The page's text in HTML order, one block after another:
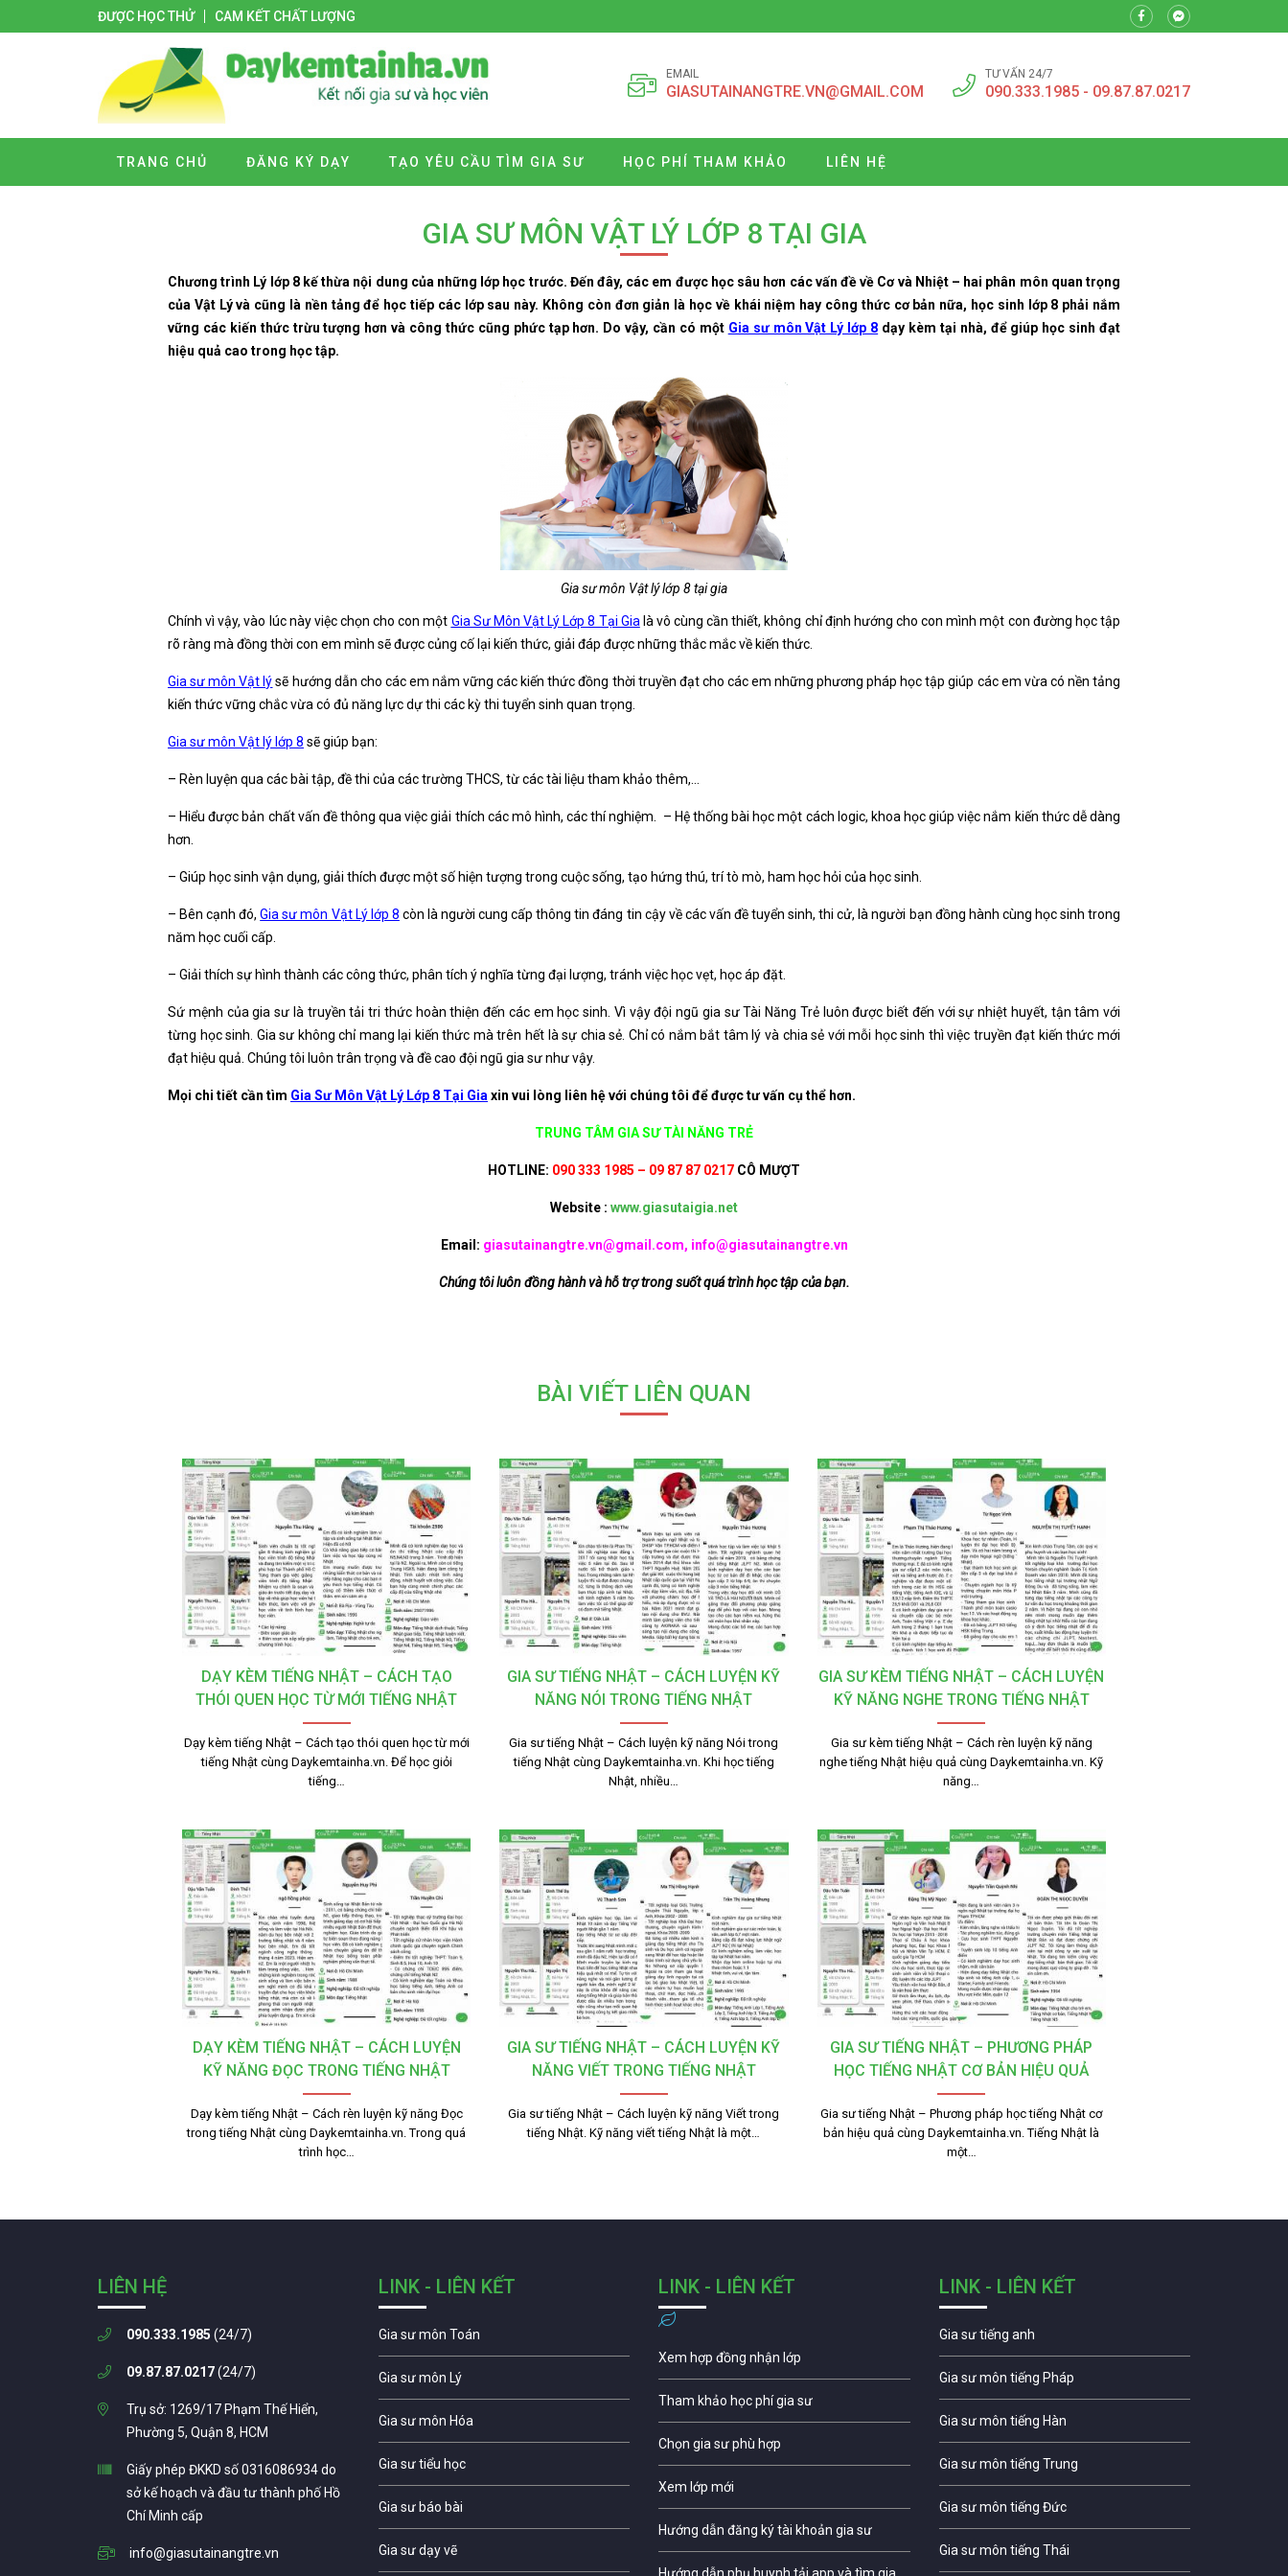
ĐƯỢC HỌC THỬ CAM KẾT CHẤT LƯỢNG
EMAIL
GIASUTAINANGTRE.VN@GMAIL.COM
TƯ VẤN 24/7
090.333.1985 - 09.87.87.0217
TRANG CHỦ ĐĂNG KÝ DẠY TẠO YÊU CẦU TÌM GIA SƯ HỌC PHÍ THAM KHẢO LIÊN HỆ
GIA SƯ MÔN VẬT LÝ LỚP 8 TẠI GIA
Chương trình Lý lớp 8 kế thừa nội dung của những lớp học trước. Đến đây, các em được học sâu hơn các vấn đề về Cơ và Nhiệt – hai phân môn quan trọng
của Vật Lý và cũng là nền tảng để học tiếp các lớp sau này. Không còn đơn giản là học về khái niệm hay công thức cơ bản nữa, học sinh lớp 8 phải nắm
vững các kiến thức trừu tượng hơn và công thức cũng phức tạp hơn. Do vậy, cần có một Gia sư môn Vật Lý lớp 8 dạy kèm tại nhà, để giúp học sinh đạt
hiệu quả cao trong học tập.
Gia sư môn Vật lý lớp 8 tại gia
Chính vì vậy, vào lúc này việc chọn cho con một Gia Sư Môn Vật Lý Lớp 8 Tại Gia là vô cùng cần thiết, không chỉ định hướng cho con mình một con đường học tập
rõ ràng mà đồng thời con em mình sẽ được củng cố lại kiến thức, giải đáp được những thắc mắc về kiến thức.
Gia sư môn Vật lýsẽ hướng dẫn cho các em nắm vững các kiến thức đồng thời truyền đạt cho các em những phương pháp học tập giúp các em vừa có nền tảng
kiến thức vững chắc vừa có đủ năng lực dự thi các kỳ thi tuyển sinh quan trọng.
Gia sư môn Vật lý lớp 8 sẽ giúp bạn:
– Rèn luyện qua các bài tập, đề thi của các trường THCS, từ các tài liệu tham khảo thêm,…
– Hiểu được bản chất vấn đề thông qua việc giải thích các mô hình, các thí nghiệm. – Hệ thống bài học một cách logic, khoa học giúp việc nắm kiến thức dễ dàng
hơn.
– Giúp học sinh vận dụng, giải thích được một số hiện tượng trong cuộc sống, tạo hứng thú, trí tò mò, ham học hỏi của học sinh.
– Bên cạnh đó,Gia sư môn Vật Lý lớp 8 còn là người cung cấp thông tin đáng tin cậy về các vấn đề tuyển sinh, thi cử, là người bạn đồng hành cùng học sinh trong
năm học cuối cấp.
– Giải thích sự hình thành các công thức, phân tích ý nghĩa từng đại lượng, tránh việc học vẹt, học áp đặt.
Sứ mệnh của gia sư là truyền tải tri thức hoàn thiện đến các em học sinh. Vì vậy đội ngũ gia sư Tài Năng Trẻ luôn được biết đến với sự nhiệt huyết, tận tâm với
từng học sinh. Gia sư không chỉ mang lại kiến thức mà trên hết là sự chia sẻ. Chỉ có nắm bắt tâm lý và chia sẻ với mỗi học sinh thì việc truyền đạt kiến thức mới
đạt hiệu quả. Chúng tôi luôn trân trọng và đề cao đội ngũ gia sư như vậy.
Mọi chi tiết cần tìm Gia Sư Môn Vật Lý Lớp 8 Tại Gia xin vui lòng liên hệ với chúng tôi để được tư vấn cụ thể hơn.
TRUNG TÂM GIA SƯ TÀI NĂNG TRẺ
HOTLINE: 090 333 1985 – 09 87 87 0217 CÔ MƯỢT
Website : www.giasutaigia.net
Email: giasutainangtre.vn@gmail.com, info@giasutainangtre.vn
Chúng tôi luôn đồng hành và hỗ trợ trong suốt quá trình học tập của bạn.
BÀI VIẾT LIÊN QUAN
DẠY KÈM TIẾNG NHẬT – CÁCH TẠO
THÓI QUEN HỌC TỪ MỚI TIẾNG NHẬT
Dạy kèm tiếng Nhật – Cách tạo thói quen học từ mới
tiếng Nhật cùng Daykemtainha.vn. Để học giỏi
tiếng…
GIA SƯ TIẾNG NHẬT – CÁCH LUYỆN KỸ
NĂNG NÓI TRONG TIẾNG NHẬT
Gia sư tiếng Nhật – Cách luyện kỹ năng Nói trong
tiếng Nhật cùng Daykemtainha.vn. Khi học tiếng
Nhật, nhiều…
GIA SƯ KÈM TIẾNG NHẬT – CÁCH LUYỆN
KỸ NĂNG NGHE TRONG TIẾNG NHẬT
Gia sư kèm tiếng Nhật – Cách rèn luyện kỹ năng
nghe tiếng Nhật hiệu quả cùng Daykemtainha.vn. Kỹ
năng…
DẠY KÈM TIẾNG NHẬT – CÁCH LUYỆN
KỸ NĂNG ĐỌC TRONG TIẾNG NHẬT
Dạy kèm tiếng Nhật – Cách rèn luyện kỹ năng Đọc
trong tiếng Nhật cùng Daykemtainha.vn. Trong quá
trình học…
GIA SƯ TIẾNG NHẬT – CÁCH LUYỆN KỸ
NĂNG VIẾT TRONG TIẾNG NHẬT
Gia sư tiếng Nhật – Cách luyện kỹ năng Viết trong
tiếng Nhật. Kỹ năng viết tiếng Nhật là một…
GIA SƯ TIẾNG NHẬT – PHƯƠNG PHÁP
HỌC TIẾNG NHẬT CƠ BẢN HIỆU QUẢ
Gia sư tiếng Nhật – Phương pháp học tiếng Nhật cơ
bản hiệu quả cùng Daykemtainha.vn. Tiếng Nhật là
một…
LIÊN HỆ
090.333.1985 (24/7)
09.87.87.0217(24/7)
Trụ sở: 1269/17 Phạm Thế Hiển,
Phường 5, Quận 8, HCM
Giấy phép ĐKKD số 0316086934 do
sở kế hoạch và đầu tư thành phố Hồ
Chí Minh cấp
info@giasutainangtre.vn
LINK - LIÊN KẾT
Gia sư môn Toán
Gia sư môn Lý
Gia sư môn Hóa
Gia sư tiểu học
Gia sư báo bài
Gia sư dạy vẽ
LINK - LIÊN KẾT
Xem hợp đồng nhận lớp
Tham khảo học phí gia sư
Chọn gia sư phù hợp
Xem lớp mới
Hướng dẫn đăng ký tài khoản gia sư
LINK - LIÊN KẾT
Gia sư tiếng anh
Gia sư môn tiếng Pháp
Gia sư môn tiếng Hàn
Gia sư môn tiếng Trung
Gia sư môn tiếng Đức
Gia sư môn tiếng Thái